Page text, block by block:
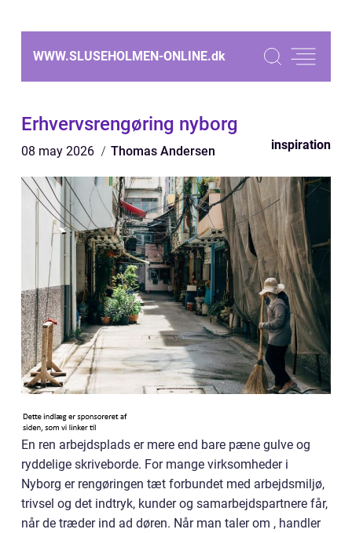
WWW.SLUSEHOLMEN-ONLINE.dk
Erhvervsrengøring nyborg
08 may 2026 Thomas Andersen inspiration
En ren arbejdsplads er mere end bare pæne gulve og
ryddelige skriveborde. For mange virksomheder i
Nyborg er rengøringen tæt forbundet med arbejdsmiljø,
trivsel og det indtryk, kunder og samarbejdspartnere får,
når de træder ind ad døren. Når man taler om , handler